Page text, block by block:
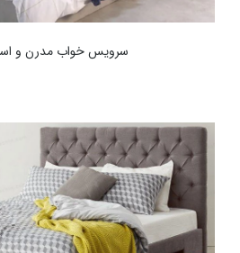
سرویس خواب مدرن و